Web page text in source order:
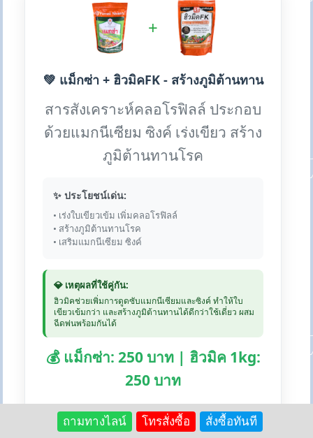
+
💚 แม็กซ่า + ฮิวมิคFK - สร้างภูมิต้านทาน
สารสังเคราะห์คลอโรฟิลล์ ประกอบ
ด้วยแมกนีเซียม ซิงค์ เร่งเขียว สร้าง
ภูมิต้านทานโรค
✨ ประโยชน์เด่น:
• เร่งใบเขียวเข้ม เพิ่มคลอโรฟิลล์
• สร้างภูมิต้านทานโรค
• เสริมแมกนีเซียม ซิงค์
💎 เหตุผลที่ใช้คู่กัน:
ฮิวมิคช่วยเพิ่มการดูดซับแมกนีเซียมและซิงค์ ทำให้ใบ
เขียวเข้มกว่า และสร้างภูมิต้านทานได้ดีกว่าใช้เดี่ยว ผสม
ฉีดพ่นพร้อมกันได้
💰 แม็กซ่า: 250 บาท | ฮิวมิค 1kg:
250 บาท
🛒 สั่งซื้อแม็กซ่า: Lazada Shopee
ถามทางไลน์ โทรสั่งซื้อ สั่งซื้อทันที